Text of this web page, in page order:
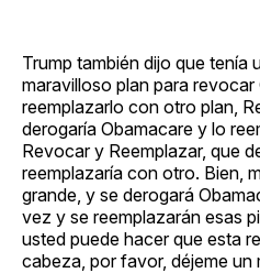
Trump también dijo que tenía
maravilloso plan para
reemplazarlo con otro plan,
derogaría Obamacare y lo
Revocar y Reemplazar, que
reemplazaría con otro. Bien,
grande, y se derogará
vez y se reemplazarán esas
usted puede hacer que esta
cabeza, por favor, déjeme un